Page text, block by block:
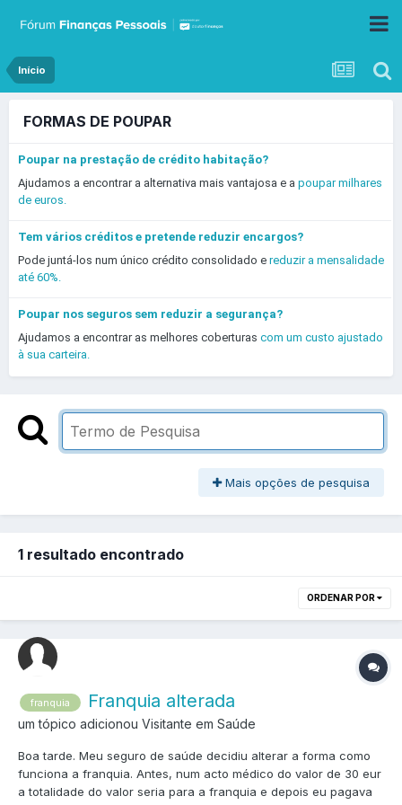
Início
FORMAS DE POUPAR
Poupar na prestação de crédito habitação?
Ajudamos a encontrar a alternativa mais vantajosa e a poupar milhares
de euros.
Tem vários créditos e pretende reduzir encargos?
Pode juntá-los num único crédito consolidado e reduzir a mensalidade
até 60%.
Poupar nos seguros sem reduzir a segurança?
Ajudamos a encontrar as melhores coberturas com um custo ajustado
à sua carteira.
Mais opções de pesquisa
1 resultado encontrado
ORDENAR POR
franquia Franquia alterada
um tópico adicionou Visitante em Saúde
Boa tarde. Meu seguro de saúde decidiu alterar a forma como
funciona a franquia. Antes, num acto médico do valor de 30 eur
a totalidade do valor seria para a franquia e depois eu pagava